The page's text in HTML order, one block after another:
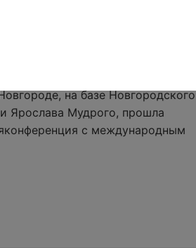
на базе Новгородского
Ярослава Мудрого, прошла
с международным